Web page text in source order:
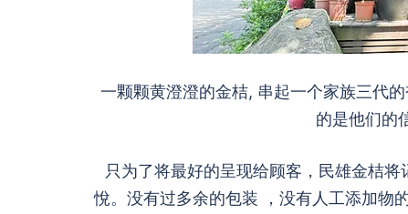
一颗颗黄澄澄的金桔, 串起一个家族三代
的是他们的
只为了将最好的呈现给顾客，民雄金桔
悅。没有过多余的包装 ，没有人工添加物